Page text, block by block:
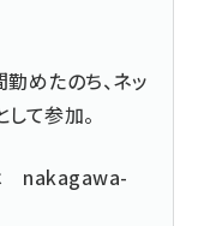
めたのち、ネッ
て参加。
nakagawa-